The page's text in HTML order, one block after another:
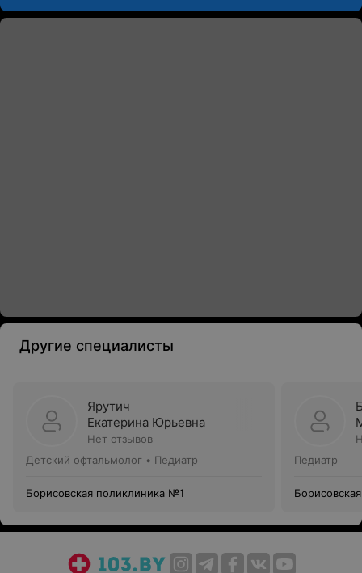
Другие специалисты
Ярутич
Екатерина Юрьевна
Нет отзывов
Детский офтальмолог • Педиатр
Борисовская поликлиника №1
Педиатр